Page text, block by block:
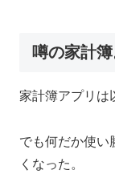
噂の家計
家計簿アプリは
でも何だか使い
くなった。